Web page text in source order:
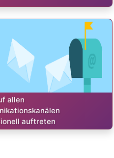
allen
auftreten